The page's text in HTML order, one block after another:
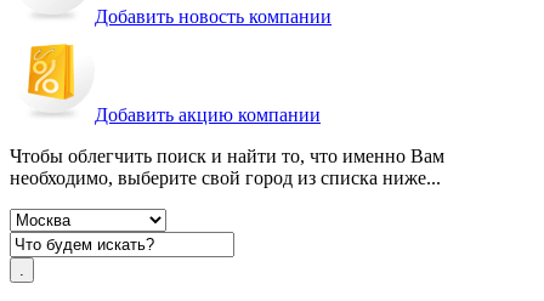
Добавить новость компании
Добавить акцию компании
Чтобы облегчить поиск и найти то, что именно Вам
необходимо, выберите свой город из списка ниже...